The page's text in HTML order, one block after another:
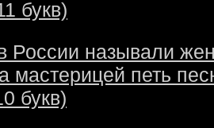
букв)
России называли
мастерицей петь
букв)